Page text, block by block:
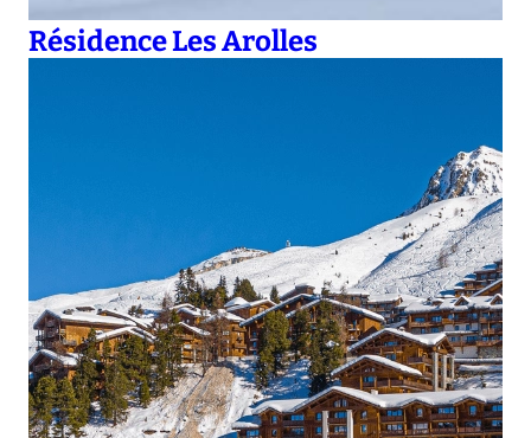
Résidence Les Arolles